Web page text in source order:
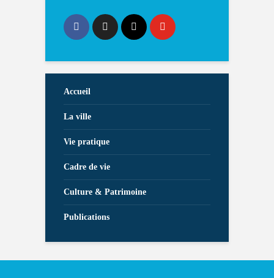
Accueil
La ville
Vie pratique
Cadre de vie
Culture & Patrimoine
Publications